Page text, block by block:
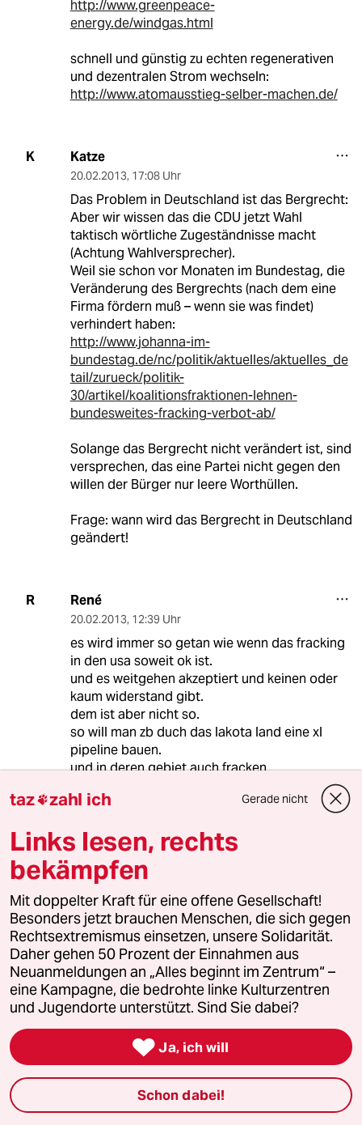
http://www.greenpeace-
energy.de/windgas.html
schnell und günstig zu echten regenerativen
und dezentralen Strom wechseln:
http://www.atomausstieg-selber-machen.de/
K Katze
20.02.2013, 17:08 Uhr
Das Problem in Deutschland ist das Bergrecht:
Aber wir wissen das die CDU jetzt Wahl
taktisch wörtliche Zugeständnisse macht
(Achtung Wahlversprecher).
Weil sie schon vor Monaten im Bundestag, die
Veränderung des Bergrechts (nach dem eine
Firma fördern muß – wenn sie was findet)
verhindert haben:
http://www.johanna-im-
bundestag.de/nc/politik/aktuelles/aktuelles_de
tail/zurueck/politik-
30/artikel/koalitionsfraktionen-lehnen-
bundesweites-fracking-verbot-ab/
Solange das Bergrecht nicht verändert ist, sind
versprechen, das eine Partei nicht gegen den
willen der Bürger nur leere Worthüllen.
Frage: wann wird das Bergrecht in Deutschland
geändert!
R René
20.02.2013, 12:39 Uhr
es wird immer so getan wie wenn das fracking
in den usa soweit ok ist.
und es weitgehen akzeptiert und keinen oder
kaum widerstand gibt.
dem ist aber nicht so.
so will man zb duch das lakota land eine xl
pipeline bauen.
und in deren gebiet auch fracken.
da gibt es zur zeit großen widerstand. und ich
gehe davon aus
schaut euch mal die american native sites bei
facebook
an.
oder unterhaltet euch mit denen vom radio.
http://www.kiliradio.org/kiliradio.org/KILI_home
.html
E Eva
20.02.2013,07:17 Uhr
Fakten wie (was ich nicht wusste!) dass es
schon in den 60er Jahren Fracking-Versuche
gegeben hat, sind ja zunächst mal wertneutral.
Hingegen liefern die Erfahrungen in den USA
taz zahl ich Gerade nicht
Links lesen, rechts
bekämpfen
Mit doppelter Kraft für eine offene Gesellschaft!
Besonders jetzt brauchen Menschen, die sich gegen
Rechtsextremismus einsetzen, unsere Solidarität.
Daher gehen 50 Prozent der Einnahmen aus
Neuanmeldungen an „Alles beginnt im Zentrum“ –
eine Kampagne, die bedrohte linke Kulturzentren
und Jugendorte unterstützt. Sind Sie dabei?
 Ja, ich will
Schon dabei!